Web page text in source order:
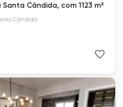
Cândida, com 1123 m²
Cândida